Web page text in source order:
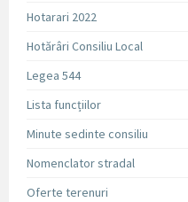
Hotarari 2022
Hotărâri Consiliu Local
Legea 544
Lista funcțiilor
Minute sedinte consiliu
Nomenclator stradal
Oferte terenuri